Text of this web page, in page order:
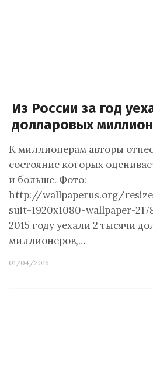
Из России за год
долларовых
К миллионерам авторы
состояние которых
и больше. Фото:
http://wallpaperus.org/
suit-1920x1080-wallpaper-
2015 году уехали 2 тысячи
миллионеров,…
01/04/2016